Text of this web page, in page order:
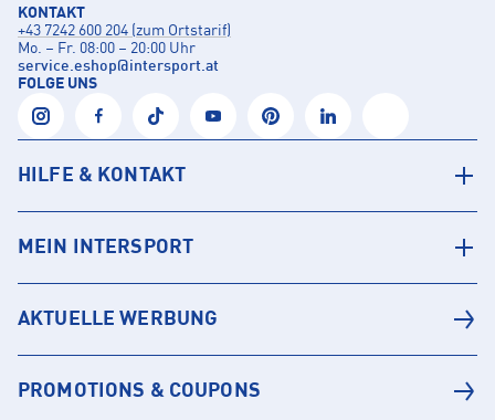
KONTAKT
+43 7242 600 204 (zum Ortstarif)
Mo. – Fr. 08:00 – 20:00 Uhr
service.eshop@intersport.at
FOLGE UNS
HILFE & KONTAKT
MEIN INTERSPORT
AKTUELLE WERBUNG
PROMOTIONS & COUPONS